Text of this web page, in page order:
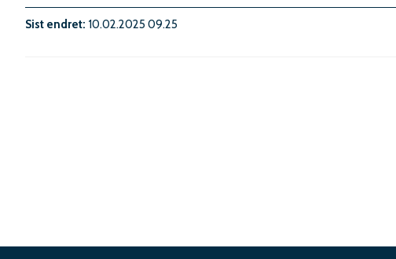
Sist endret 10.02.2025 09.25